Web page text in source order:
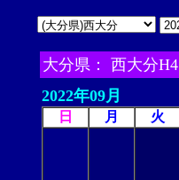
大分県： 西大分H4
2022年09月
日 月 火